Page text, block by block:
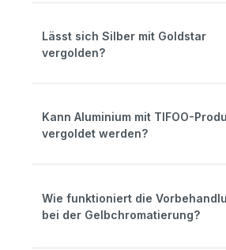
Lässt sich Silber mit Goldstar
vergolden?
Kann Aluminium mit TIFOO-
vergoldet werden?
Wie funktioniert die
bei der Gelbchromatierung?